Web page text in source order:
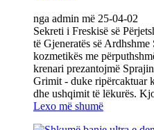
nga admin më 25-04-02
Sekreti i Freskisë së
të Gjeneratës së
kozmetikës me
krenari prezantojmë
Grimit‌ - duke ripërcaktuar
dhe ushqimit të lëkurës.
Lexo më shumë